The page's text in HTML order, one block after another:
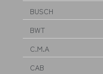
BUSCH
BWT
C.M.A
CAB